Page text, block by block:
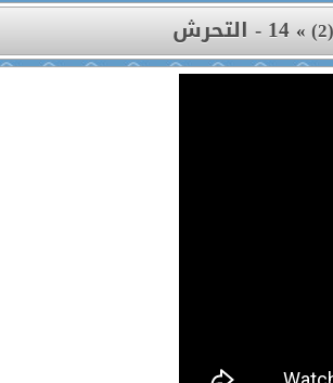
»14 - التحرش